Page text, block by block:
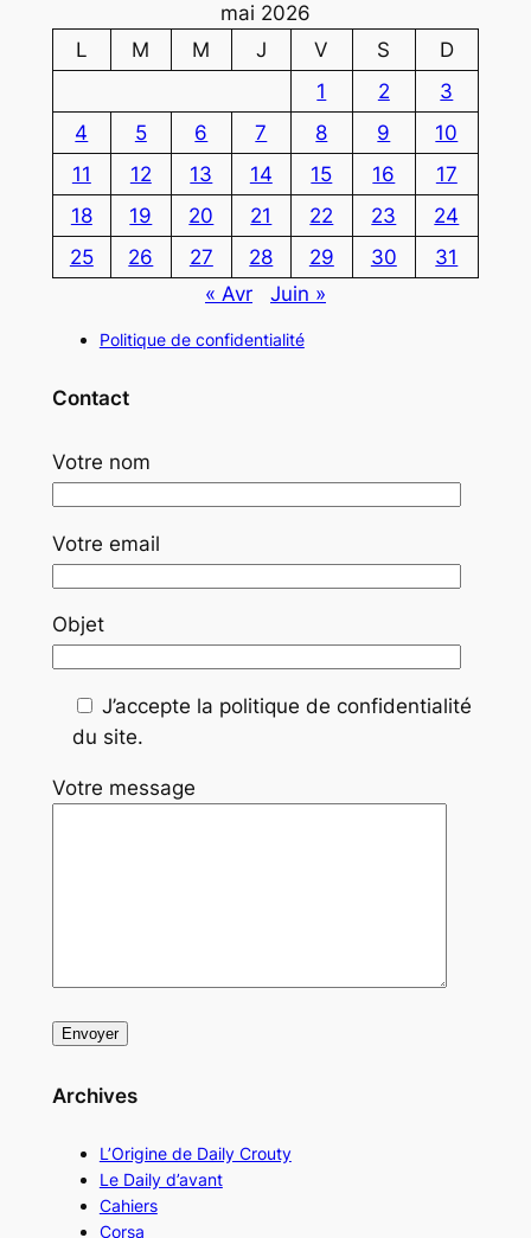
mai 2026
L
M M J V S
D
1
2
3
4
5 6 7 8 9
10
11
12 13 14 15 16
17
18
19 20 21 22 23
24
25
26 27 28 29 30
31
« Avr
Juin »
Politique de confidentialité
Contact
Votre nom
Votre email
Objet
J’accepte la politique de confidentialité
du site.
Votre message
Archives
L’Origine de Daily Crouty
Le Daily d’avant
Cahiers
Corsa